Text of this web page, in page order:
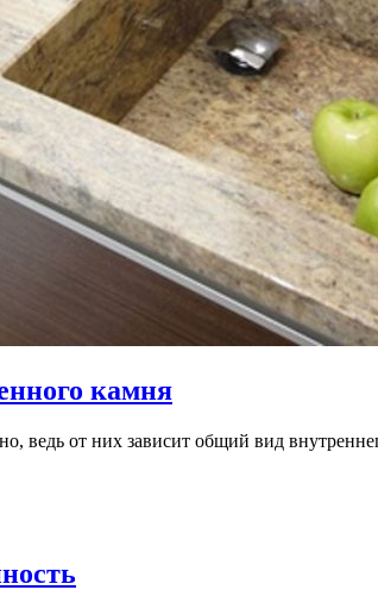
камня
ведь от них зависит общий вид